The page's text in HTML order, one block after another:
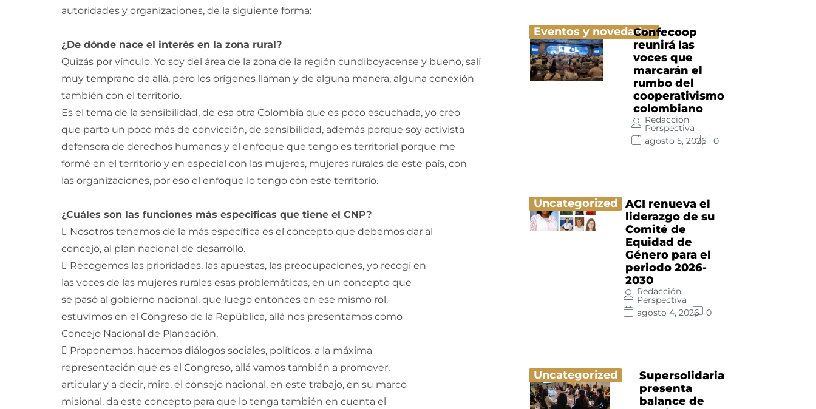
autoridades y organizaciones, de la siguiente forma:
¿De dónde nace el interés en la zona rural?
Quizás por vínculo. Yo soy del área de la zona de la región cundiboyacense y bueno, salí
muy temprano de allá, pero los orígenes llaman y de alguna manera, alguna conexión
también con el territorio.
Es el tema de la sensibilidad, de esa otra Colombia que es poco escuchada, yo creo
que parto un poco más de convicción, de sensibilidad, además porque soy activista
defensora de derechos humanos y el enfoque que tengo es territorial porque me
formé en el territorio y en especial con las mujeres, mujeres rurales de este país, con
las organizaciones, por eso el enfoque lo tengo con este territorio.
¿Cuáles son las funciones más específicas que tiene el CNP?
 Nosotros tenemos de la más específica es el concepto que debemos dar al
concejo, al plan nacional de desarrollo.
 Recogemos las prioridades, las apuestas, las preocupaciones, yo recogí en
las voces de las mujeres rurales esas problemáticas, en un concepto que
se pasó al gobierno nacional, que luego entonces en ese mismo rol,
estuvimos en el Congreso de la República, allá nos presentamos como
Concejo Nacional de Planeación,
 Proponemos, hacemos diálogos sociales, políticos, a la máxima
representación que es el Congreso, allá vamos también a promover,
articular y a decir, mire, el consejo nacional, en este trabajo, en su marco
misional, da este concepto para que lo tenga también en cuenta el
Eventos y novedadesConfecoop
reunirá las
voces que
marcarán el
rumbo del
cooperativismo
colombiano
Redacción
Perspectiva
agosto 5, 2026
0
Uncategorized
ACI renueva el
liderazgo de su
Comité de
Equidad de
Género para el
periodo 2026-
2030
Redacción
Perspectiva
agosto 4, 2026
0
Uncategorized
Supersolidaria
presenta
balance de